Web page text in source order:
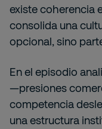
existe coherencia
consolida una
opcional, sino
En el episodio
—presiones
competencia
una estructura